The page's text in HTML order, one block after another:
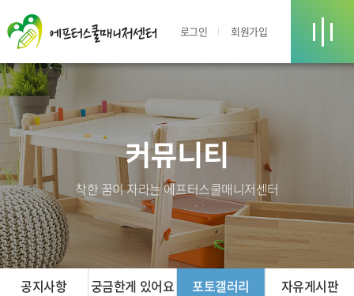
로그인 회원가입
커뮤니티
착한 꿈이 자라는 에프터스쿨매니저센터
공지사항 궁금한게 있어요 포토갤러리
자유게시판